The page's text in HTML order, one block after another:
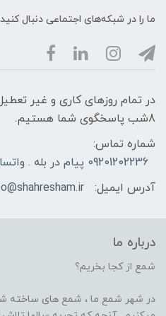
ما را در شبکه‌های اجتماعی دنبال
8شب پاسخگوی شما هستیم.
شماره تماس:
09201202236 پیام در بله . واتساپ . تلگرام و تماس تلفنی
آدرس ایمیل:
درباره ما
شمع از کجا بخریم؟
در شهر شمع ما ، شمع های ساخته